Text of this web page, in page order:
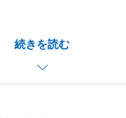
続きを読む
てたこと大変光栄でご
ことで何かお困りのこ
お申し付けください。